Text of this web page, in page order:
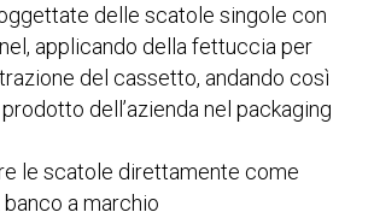
delle scatole singole con
applicando della fettuccia per
del cassetto, andando così
dell’azienda nel packaging
le scatole direttamente come
a marchio